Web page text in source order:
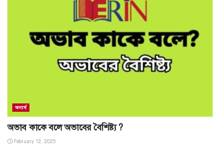
অনার্স
অভাব কাকে বলে অভাবের বৈশিষ্ট্য ?
February 12, 2025